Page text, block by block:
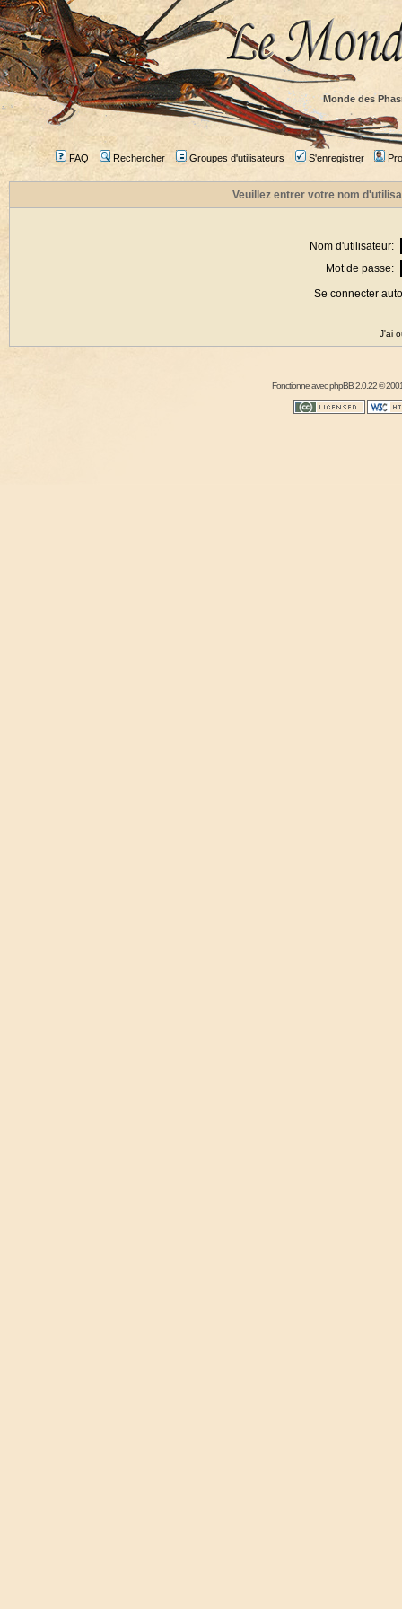
Monde des
FAQ Rechercher Groupes d'utilisateurs S'enregistrer
Veuillez entrer votre nom
Nom d'utilisateur:
Mot de passe:
Se connecter
J'ai
Fonctionne avecphpBB2.0.22 ©